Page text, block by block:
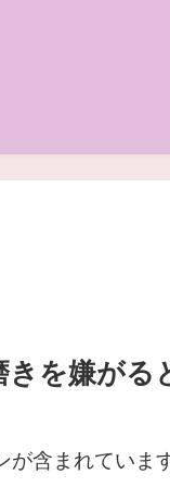
きを嫌が
が含まれていま